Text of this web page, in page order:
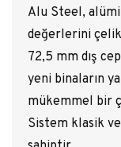
Alu Steel,
değerlerini
72,5 mm dış
yeni binaların
mükemmel bir
Sistem klasik